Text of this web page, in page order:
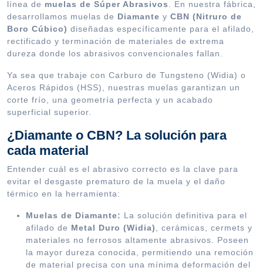
línea de muelas de Súper Abrasivos. En nuestra fábrica,
desarrollamos muelas de Diamante y CBN (Nitruro de
Boro Cúbico) diseñadas específicamente para el afilado,
rectificado y terminación de materiales de extrema
dureza donde los abrasivos convencionales fallan.
Ya sea que trabaje con Carburo de Tungsteno (Widia) o
Aceros Rápidos (HSS), nuestras muelas garantizan un
corte frío, una geometría perfecta y un acabado
superficial superior.
¿Diamante o CBN? La solución para
cada material
Entender cuál es el abrasivo correcto es la clave para
evitar el desgaste prematuro de la muela y el daño
térmico en la herramienta:
Muelas de Diamante: La solución definitiva para el
afilado de Metal Duro (Widia), cerámicas, cermets y
materiales no ferrosos altamente abrasivos. Poseen
la mayor dureza conocida, permitiendo una remoción
de material precisa con una mínima deformación del